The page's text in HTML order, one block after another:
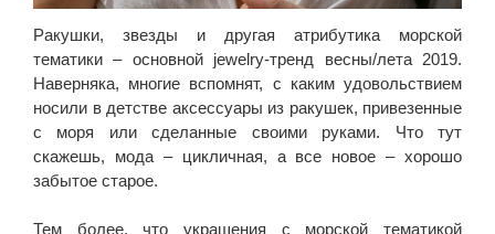
Ракушки, звезды и другая атрибутика морской
тематики – основной jewelry-тренд весны/лета 2019.
Наверняка, многие вспомнят, с каким удовольствием
носили в детстве аксессуары из ракушек, привезенные
с моря или сделанные своими руками. Что тут
скажешь, мода – цикличная, а все новое – хорошо
забытое старое.
Тем более, что украшения с морской тематикой